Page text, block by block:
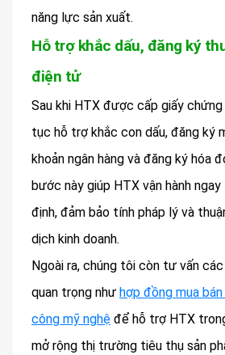
năng lực sản xuất.
Hỗ trợ khắc dấu, đăng ký
điện tử
Sau khi HTX được cấp giấy chứng
tục hỗ trợ khắc con dấu, đăng ký
khoản ngân hàng và đăng ký hóa
bước này giúp HTX vận hành
định, đảm bảo tính pháp lý và
dịch kinh doanh.
Ngoài ra, chúng tôi còn tư vấn
quan trọng như hợp đồng mua
công mỹ nghệ để hỗ trợ HTX
mở rộng thị trường tiêu thụ sản